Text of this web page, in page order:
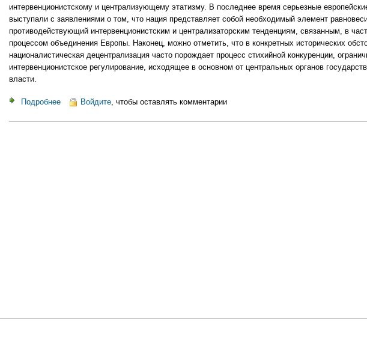
интервенционистскому и централизующему этатизму. В последнее время серьезные
выступали с заявлениями о том, что нация представляет собой необходимый элемент
противодействующий интервенционистским и централизаторским тенденциям, связанным, в
процессом объединения Европы. Наконец, можно отметить, что в конкретных исторических
националистическая децентрализация часто порождает процесс стихийной конкуренции,
интервенционистское регулирование, исходящее в основном от центральных органов
власти.
Подробнее Войдите, чтобы оставлять комментарии